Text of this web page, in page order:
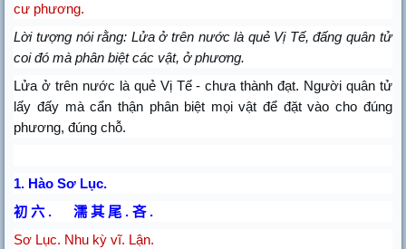
cư phương.
Lời tượng nói rằng: Lửa ở trên nước là quẻ Vị Tế, đấng quân tử
coi đó mà phân biệt các vật, ở phương.
Lửa ở trên nước là quẻ Vị Tế - chưa thành đạt. Người quân tử
lấy đấy mà cẩn thận phân biệt mọi vật để đặt vào cho đúng
phương, đúng chỗ.
1. Hào Sơ Lục.
初 六 . 濡 其 尾 . 吝 .
Sơ Lục. Nhu kỳ vĩ. Lận.